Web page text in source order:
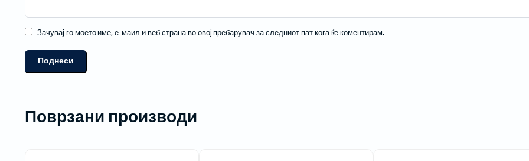
Зачувај го моето име, е-маил и веб страна во овој пребарувач за следниот пат кога ќе коментирам.
Поврзани производи